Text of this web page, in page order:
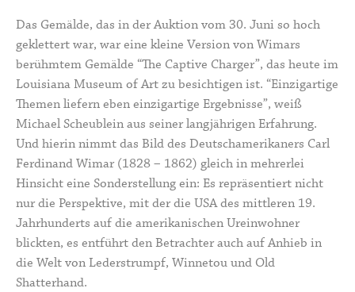
Das Gemälde, das in der Auktion vom 30. Juni so hoch
geklettert war, war eine kleine Version von Wimars
berühmtem Gemälde “The Captive Charger”, das heute im
Louisiana Museum of Art zu besichtigen ist. “Einzigartige
Themen liefern eben einzigartige Ergebnisse”, weiß
Michael Scheublein aus seiner langjährigen Erfahrung.
Und hierin nimmt das Bild des Deutschamerikaners Carl
Ferdinand Wimar(1828 – 1862) gleich in mehrerlei
Hinsicht eine Sonderstellung ein: Es repräsentiert nicht
nur die Perspektive, mit der die USA des mittleren 19.
Jahrhunderts auf die amerikanischen Ureinwohner
blickten, es entführt den Betrachter auch auf Anhieb in
die Welt von Lederstrumpf, Winnetou und Old
Shatterhand.